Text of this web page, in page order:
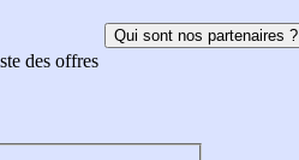
des offres
Qui sont nos partenaires ?